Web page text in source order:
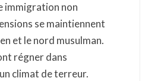
immigration non
se maintiennent
et le nord musulman.
régner dans
climat de terreur.